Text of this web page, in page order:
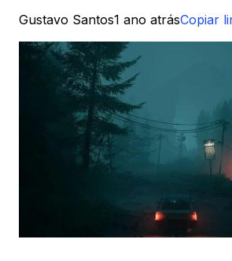
Gustavo Santos1 ano atrásCopiar